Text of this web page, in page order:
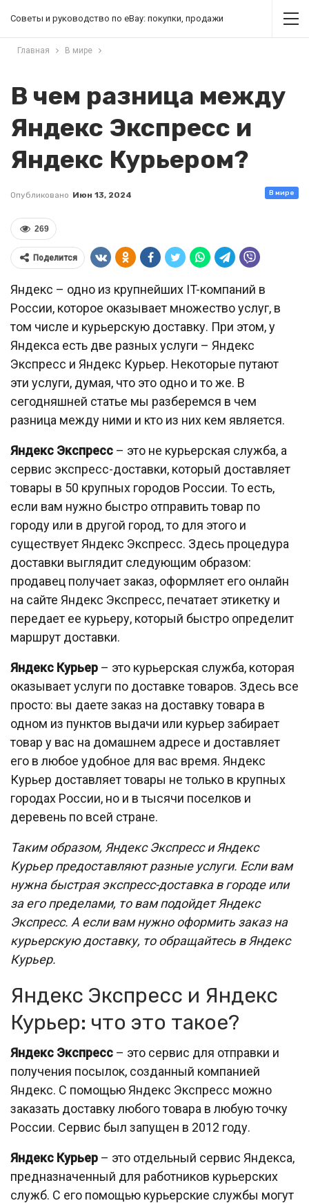
Советы и руководство по eBay: покупки, продажи
Главная В мире
В чем разница между
Яндекс Экспресс и
Яндекс Курьером?
В мире
Опубликовано Июн 13, 2024
269
Поделится
Яндекс – одно из крупнейших IT-компаний в
России, которое оказывает множество услуг, в
том числе и курьерскую доставку. При этом, у
Яндекса есть две разных услуги – Яндекс
Экспресс и Яндекс Курьер. Некоторые путают
эти услуги, думая, что это одно и то же. В
сегодняшней статье мы разберемся в чем
разница между ними и кто из них кем является.
Яндекс Экспресс – это не курьерская служба, а
сервис экспресс-доставки, который доставляет
товары в 50 крупных городов России. То есть,
если вам нужно быстро отправить товар по
городу или в другой город, то для этого и
существует Яндекс Экспресс. Здесь процедура
доставки выглядит следующим образом:
продавец получает заказ, оформляет его онлайн
на сайте Яндекс Экспресс, печатает этикетку и
передает ее курьеру, который быстро определит
маршрут доставки.
Яндекс Курьер – это курьерская служба, которая
оказывает услуги по доставке товаров. Здесь все
просто: вы даете заказ на доставку товара в
одном из пунктов выдачи или курьер забирает
товар у вас на домашнем адресе и доставляет
его в любое удобное для вас время. Яндекс
Курьер доставляет товары не только в крупных
городах России, но и в тысячи поселков и
деревень по всей стране.
Таким образом, Яндекс Экспресс и Яндекс
Курьер предоставляют разные услуги. Если вам
нужна быстрая экспресс-доставка в городе или
за его пределами, то вам подойдет Яндекс
Экспресс. А если вам нужно оформить заказ на
курьерскую доставку, то обращайтесь в Яндекс
Курьер.
Яндекс Экспресс и Яндекс
Курьер: что это такое?
Яндекс Экспресс – это сервис для отправки и
получения посылок, созданный компанией
Яндекс. С помощью Яндекс Экспресс можно
заказать доставку любого товара в любую точку
России. Сервис был запущен в 2012 году.
Яндекс Курьер – это отдельный сервис Яндекса,
предназначенный для работников курьерских
служб. С его помощью курьерские службы могут